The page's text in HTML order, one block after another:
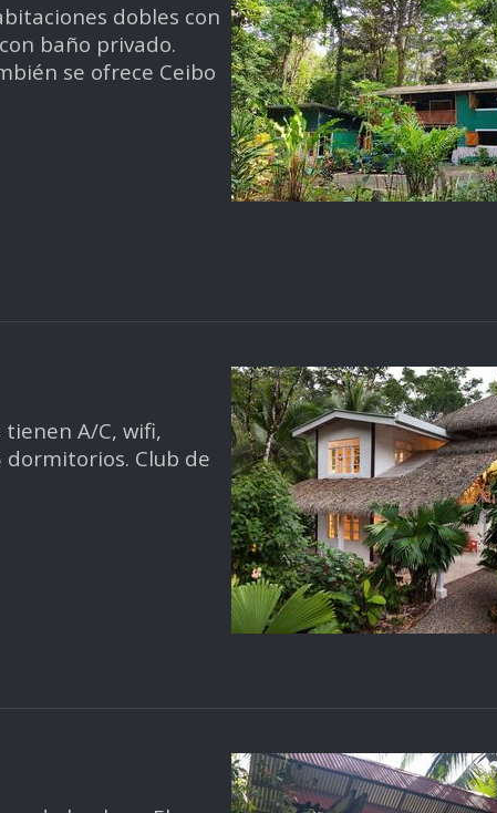
dobles con
baño privado.
se ofrece Ceibo
tienen A/C, wifi,
Club de